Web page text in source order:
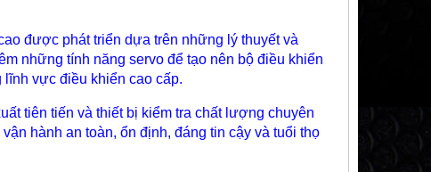
được phát triển dựa trên những lý thuyết và
những tính năng servo để tạo nên bộ điều khiển
lĩnh vực điều khiển cao cấp.
tiên tiến và thiết bị kiểm tra chất lượng chuyên
hành an toàn, ổn định, đáng tin cậy và tuổi thọ